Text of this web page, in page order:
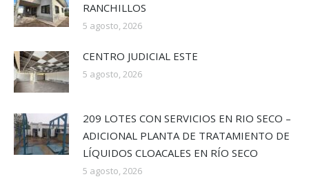
RANCHILLOS
5 agosto, 2026
CENTRO JUDICIAL ESTE
5 agosto, 2026
209 LOTES CON SERVICIOS EN RIO SECO –
ADICIONAL PLANTA DE TRATAMIENTO DE
LÍQUIDOS CLOACALES EN RÍO SECO
5 agosto, 2026